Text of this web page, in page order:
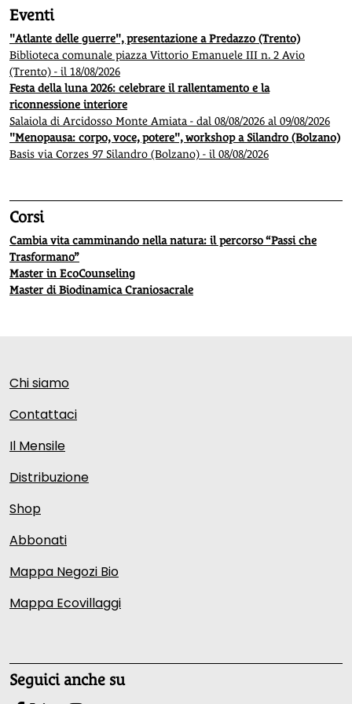
Eventi
"Atlante delle guerre", presentazione a Predazzo (Trento)
Biblioteca comunale piazza Vittorio Emanuele III n. 2 Avio
(Trento) - il 18/08/2026
Festa della luna 2026: celebrare il rallentamento e la
riconnessione interiore
Salaiola di Arcidosso Monte Amiata - dal 08/08/2026 al 09/08/2026
"Menopausa: corpo, voce, potere", workshop a Silandro (Bolzano)
Basis via Corzes 97 Silandro (Bolzano) - il 08/08/2026
Corsi
Cambia vita camminando nella natura: il percorso “Passi che
Trasformano”
Master in EcoCounseling
Master di Biodinamica Craniosacrale
Chi siamo
Contattaci
Il Mensile
Distribuzione
Shop
Abbonati
Mappa Negozi Bio
Mappa Ecovillaggi
Seguici anche su